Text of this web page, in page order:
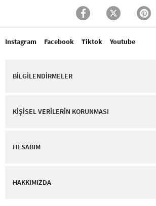
Instagram Facebook Tiktok Youtube
BİLGİLENDİRMELER
KİŞİSEL VERİLERİN KORUNMASI
HESABIM
HAKKIMIZDA